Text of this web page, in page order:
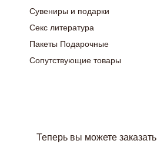
Сувениры и подарки
Секс литература
Пакеты Подарочные
Сопутствующие товары
Теперь вы можете заказать